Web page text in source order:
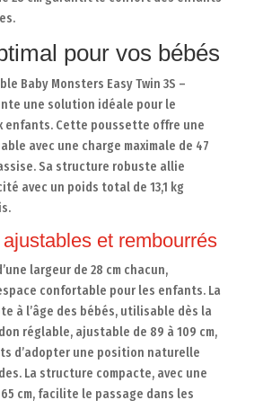
pour vos bébés
Baby Monsters Easy Twin 3S –
une solution idéale pour le
enfants. Cette poussette offre une
avec une charge maximale de 47
Sa structure robuste allie
avec un poids total de 13,1 kg
et rembourrés
largeur de 28 cm chacun,
confortable pour les enfants. La
à l’âge des bébés, utilisable dès la
réglable, ajustable de 89 à 109 cm,
d’adopter une position naturelle
La structure compacte, avec une
cm, facilite le passage dans les